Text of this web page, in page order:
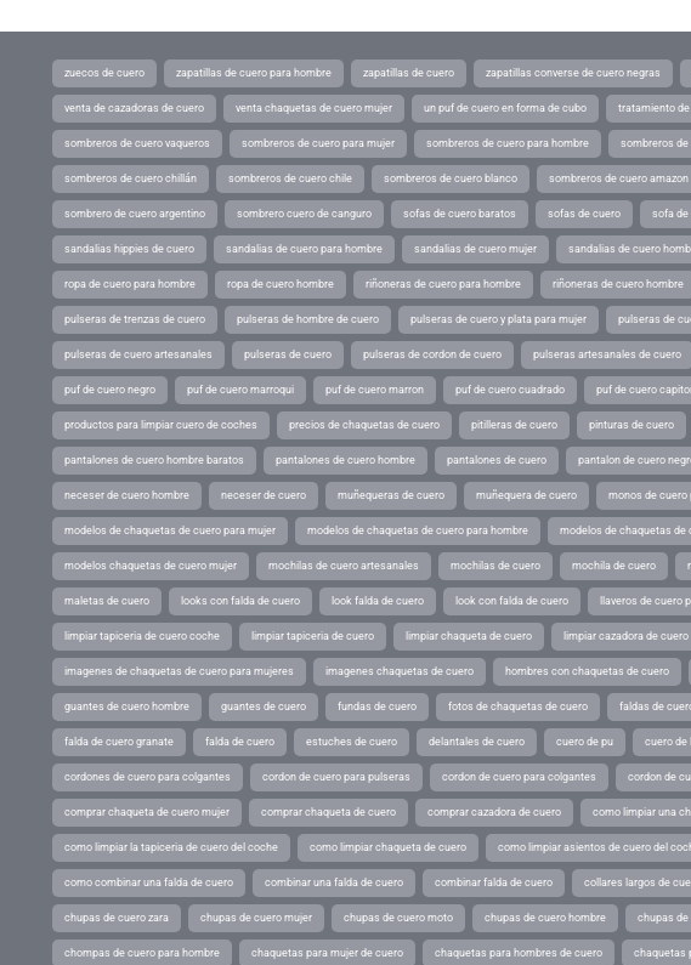
zuecos de cuero zapatillas de cuero para hombre zapatillas de cuero zapatillas converse de cuero negras
venta de cazadoras de cuero venta chaquetas de cuero mujer un puf de cuero en forma de cubo tratamiento
sombreros de cuero vaqueros sombreros de cuero para mujer sombreros de cuero para hombre sombreros de
sombreros de cuero chillán sombreros de cuero chile sombreros de cuero blanco sombreros de cuero amazon
sombrero de cuero argentino sombrero cuero de canguro sofas de cuero baratos sofas de cuero sofa de
sandalias hippies de cuero sandalias de cuero para hombre sandalias de cuero mujer sandalias de cuero
ropa de cuero para hombre ropa de cuero hombre riñoneras de cuero para hombre riñoneras de cuero hombre
pulseras de trenzas de cuero pulseras de hombre de cuero pulseras de cuero y plata para mujer pulseras de
pulseras de cuero artesanales pulseras de cuero pulseras de cordon de cuero pulseras artesanales de cuero
puf de cuero negro puf de cuero marroqui puf de cuero marron puf de cuero cuadrado puf de cuero
productos para limpiar cuero de coches precios de chaquetas de cuero pitilleras de cuero pinturas de cuero
pantalones de cuero hombre baratos pantalones de cuero hombre pantalones de cuero pantalon de cuero
neceser de cuero hombre neceser de cuero muñequeras de cuero muñequera de cuero monos de cuero
modelos de chaquetas de cuero para mujer modelos de chaquetas de cuero para hombre modelos de chaquetas de
modelos chaquetas de cuero mujer mochilas de cuero artesanales mochilas de cuero mochila de cuero
maletas de cuero looks con falda de cuero look falda de cuero look con falda de cuero llaveros de cuero
limpiar tapiceria de cuero coche limpiar tapiceria de cuero limpiar chaqueta de cuero limpiar cazadora de cuero
imagenes de chaquetas de cuero para mujeres imagenes chaquetas de cuero hombres con chaquetas de cuero
guantes de cuero hombre guantes de cuero fundas de cuero fotos de chaquetas de cuero faldas de
falda de cuero granate falda de cuero estuches de cuero delantales de cuero cuero de pu cuero de
cordones de cuero para colgantes cordon de cuero para pulseras cordon de cuero para colgantes cordon de
comprar chaqueta de cuero mujer comprar chaqueta de cuero comprar cazadora de cuero como limpiar una
como limpiar la tapiceria de cuero del coche como limpiar chaqueta de cuero como limpiar asientos de cuero del
como combinar una falda de cuero combinar una falda de cuero combinar falda de cuero collares largos de
chupas de cuero zara chupas de cuero mujer chupas de cuero moto chupas de cuero hombre chupas de
chompas de cuero para hombre chaquetas para mujer de cuero chaquetas para hombres de cuero chaquetas